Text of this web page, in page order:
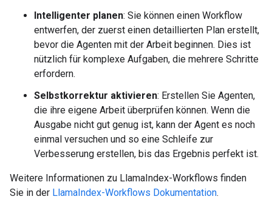
Intelligenter planen: Sie können einen Workflow
entwerfen, der zuerst einen detaillierten Plan erstellt,
bevor die Agenten mit der Arbeit beginnen. Dies ist
nützlich für komplexe Aufgaben, die mehrere Schritte
erfordern.
Selbstkorrektur aktivieren: Erstellen Sie Agenten,
die ihre eigene Arbeit überprüfen können. Wenn die
Ausgabe nicht gut genug ist, kann der Agent es noch
einmal versuchen und so eine Schleife zur
Verbesserung erstellen, bis das Ergebnis perfekt ist.
Weitere Informationen zu LlamaIndex-Workflows finden
Sie in der LlamaIndex-Workflows Dokumentation.